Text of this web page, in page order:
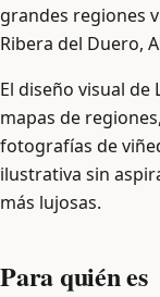
grandes regiones
Ribera del Duero,
El diseño visual de
mapas de
fotografías de
ilustrativa sin
más lujosas.
Para quién es